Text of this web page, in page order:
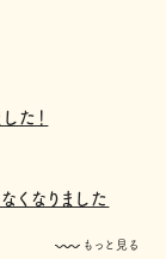
た！
なりました
もっと見る